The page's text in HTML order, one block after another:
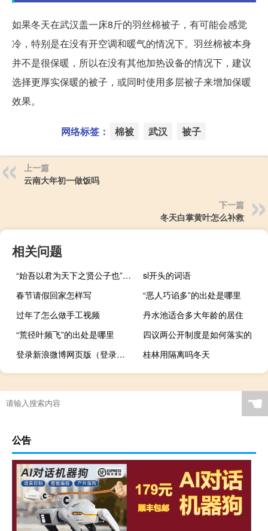
如果冬天在武汉盖一床8斤的羽丝棉被子，有可能会感觉
冷，特别是在没有开空调和暖气的情况下。羽丝棉被本身
并不是很保暖，所以在没有其他加热设备的情况下，建议
选择更厚实保暖的被子，或同时使用多层被子来增加保暖
效果。
网络标签： 棉被 武汉 被子
上一篇
云南大年初一做饭吗
下一篇
冬天白掌黄叶怎么补救
相关问题
“始吾以君为天下之贤公子也”的出处是哪里
sl开头的词语
春节请假回家怎样写
“恶人巧谄多”的出处是哪里
过年了怎么做手工视频
丹水池适合多大年龄的居住
“荒径叶频飞”的出处是哪里
四议两公开制度是如何落实的
登录新浪微博网页版（登录新浪微博）
桂林用隔离吗冬天
☚
公告